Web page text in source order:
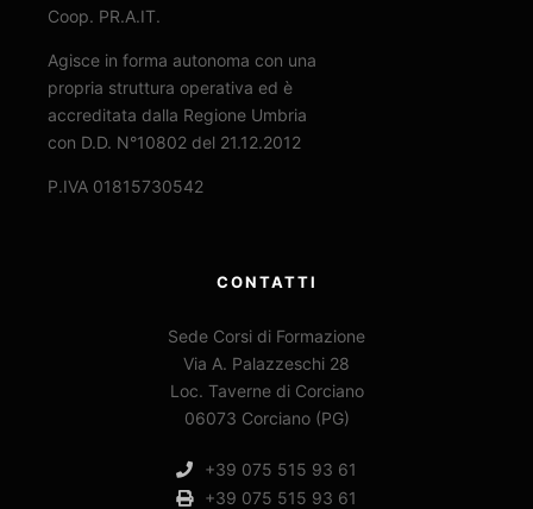
Coop. PR.A.IT.
Agisce in forma autonoma con una
propria struttura operativa ed è
accreditata dalla Regione Umbria
con D.D. N°10802 del 21.12.2012
P.IVA 01815730542
CONTATTI
Sede Corsi di Formazione
Via A. Palazzeschi 28
Loc. Taverne di Corciano
06073 Corciano (PG)
+39 075 515 93 61
+39 075 515 93 61